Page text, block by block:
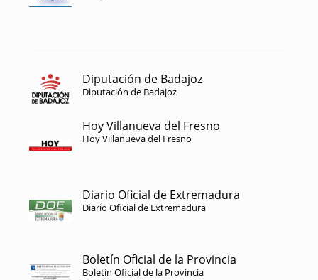
Diputación de Badajoz
Diputación de Badajoz
Hoy Villanueva del Fresno
Hoy Villanueva del Fresno
Diario Oficial de Extremadura
Diario Oficial de Extremadura
Boletín Oficial de la Provincia
Boletín Oficial de la Provincia